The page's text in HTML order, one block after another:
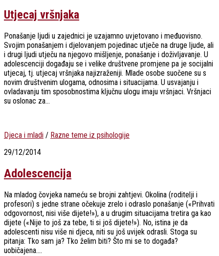
Utjecaj vršnjaka
Ponašanje ljudi u zajednici je uzajamno uvjetovano i međuovisno.
Svojim ponašanjem i djelovanjem pojedinac utječe na druge ljude, ali
i drugi ljudi utječu na njegovo mišljenje, ponašanje i doživljavanje. U
adolescenciji događaju se i velike društvene promjene pa je socijalni
utjecaj, tj. utjecaj vršnjaka najizraženiji. Mlade osobe suočene su s
novim društvenim ulogama, odnosima i situacijama. U usvajanju i
ovladavanju tim sposobnostima ključnu ulogu imaju vršnjaci. Vršnjaci
su oslonac za...
Djeca i mladi / Razne teme iz psihologije
29/12/2014
Adolescencija
Na mladog čovjeka nameću se brojni zahtjevi. Okolina (roditelji i
profesori) s jedne strane očekuje zrelo i odraslo ponašanje («Prihvati
odgovornost, nisi više dijete!»), a u drugim situacijama tretira ga kao
dijete («Nije to još za tebe, ti si još dijete!»). No, istina je da
adolescenti nisu više ni djeca, niti su još uvijek odrasli. Stoga su
pitanja: Tko sam ja? Tko želim biti? Što mi se to događa?
uobičajena....